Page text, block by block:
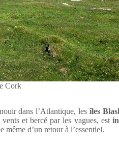
Cork
dans l’Atlantique, lesîles
et bercé par les vagues, est
d’un retour à l’essentiel.